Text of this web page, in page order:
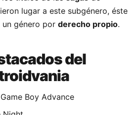
lugar a este subgénero, éste
género por derecho propio.
del
Boy Advance